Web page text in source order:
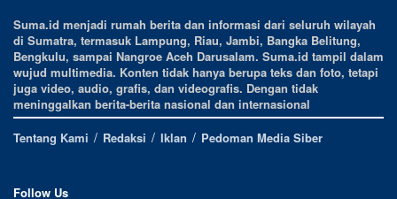
Suma.id menjadi rumah berita dan informasi dari seluruh wilayah
di Sumatra, termasuk Lampung, Riau, Jambi, Bangka Belitung,
Bengkulu, sampai Nangroe Aceh Darusalam. Suma.id tampil dalam
wujud multimedia. Konten tidak hanya berupa teks dan foto, tetapi
juga video, audio, grafis, dan videografis. Dengan tidak
meninggalkan berita-berita nasional dan internasional
Tentang Kami
Redaksi Iklan Pedoman Media Siber
Follow Us